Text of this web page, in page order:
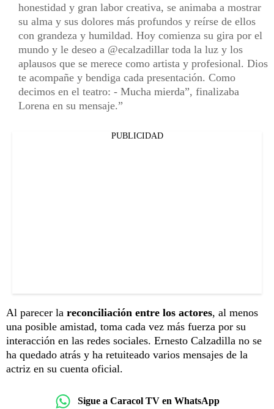
honestidad y gran labor creativa, se animaba a mostrar
su alma y sus dolores más profundos y reírse de ellos
con grandeza y humildad. Hoy comienza su gira por el
mundo y le deseo a @ecalzadillar toda la luz y los
aplausos que se merece como artista y profesional. Dios
te acompañe y bendiga cada presentación. Como
decimos en el teatro: - Mucha mierda”, finalizaba
Lorena en su mensaje.
PUBLICIDAD
Al parecer la reconciliación entre los actores, al menos
una posible amistad, toma cada vez más fuerza por su
interacción en las redes sociales. Ernesto Calzadilla no se
ha quedado atrás y ha retuiteado varios mensajes de la
actriz en su cuenta oficial.
Sigue a Caracol TV en WhatsApp